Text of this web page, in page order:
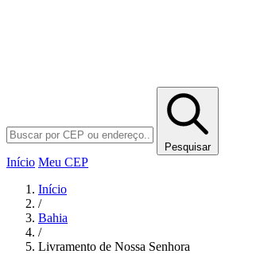
Pesquisar
Início Meu CEP
Início
/
Bahia
/
Livramento de Nossa Senhora